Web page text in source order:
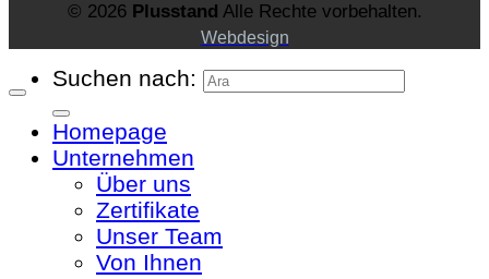
© 2026 Plusstand Alle Rechte vorbehalten.
Webdesign
Suchen nach:
Homepage
Unternehmen
Über uns
Zertifikate
Unser Team
Von Ihnen